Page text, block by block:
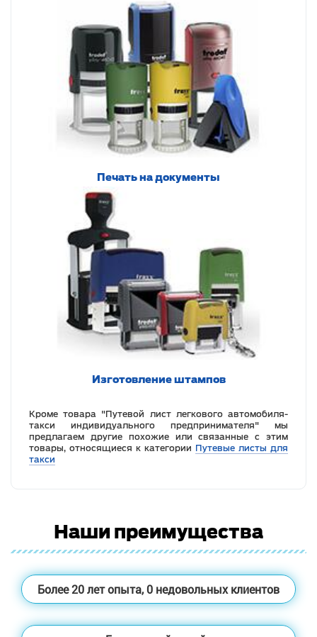
Печать на документы
Изготовление штампов
Кроме товара "Путевой лист легкового автомобиля-
такси индивидуального предпринимателя" мы
предлагаем другие похожие или связанные с этим
товары, относящиеся к категории Путевые листы для
такси
Наши преимущества
Более 20 лет опыта, 0 недовольных клиентов